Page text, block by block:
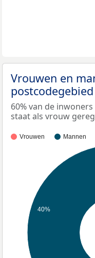
Vrouwen en
postcodegebied
60% van de
staat als vrouw
Vrouwen Mannen
40%